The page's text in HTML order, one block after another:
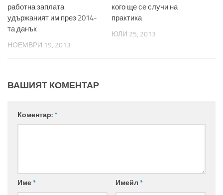
работна заплата
удържаният им през 2014-
та данък
НОЕМВРИ 19, 2013
кого ще се случи на
практика
ЮЛИ 25, 2013
ВАШИЯТ КОМЕНТАР
Коментар:*
Име* Имейл *